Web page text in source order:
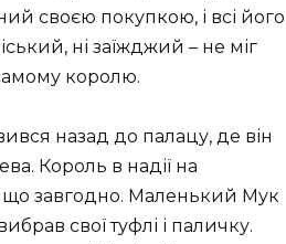
своєю покупкою, і всі його
ні заїжджий – не міг
королю.
назад до палацу, де він
Король в надії на
що завгодно. Маленький Мук
свої туфлі і паличку.